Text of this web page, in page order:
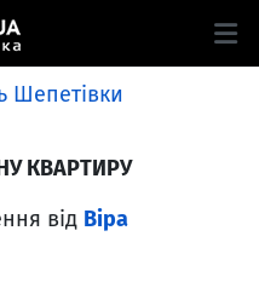
Шепетівки
КВАРТИРУ
від Віра